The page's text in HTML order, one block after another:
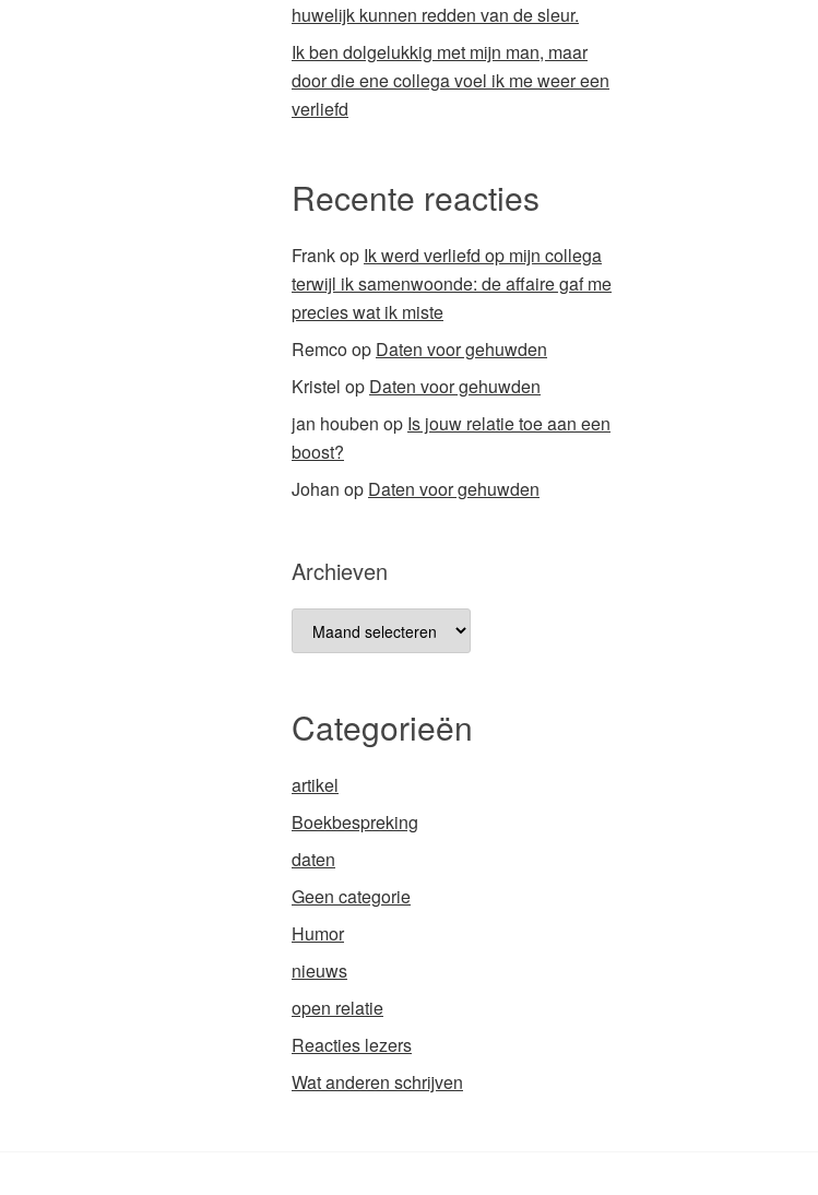
huwelijk kunnen redden van de sleur.
Ik ben dolgelukkig met mijn man, maar
door die ene collega voel ik me weer een
verliefd
Recente reacties
Frankop Ik werd verliefd op mijn collega
terwijl ik samenwoonde: de affaire gaf me
precies wat ik miste
Remcoop Daten voor gehuwden
Kristel op Daten voor gehuwden
jan houben op Is jouw relatie toe aan een
boost?
Johan op Daten voor gehuwden
Archieven
Archieven
Categorieën
artikel
Boekbespreking
daten
Geen categorie
Humor
nieuws
open relatie
Reacties lezers
Wat anderen schrijven